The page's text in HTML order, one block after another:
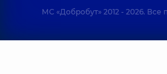
МС «Добробут» 2012 - 2026.